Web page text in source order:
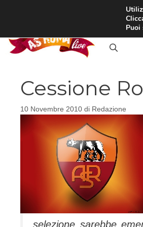
Cessione
10 Novembre 2010 di Redazione
selezione sarebbe